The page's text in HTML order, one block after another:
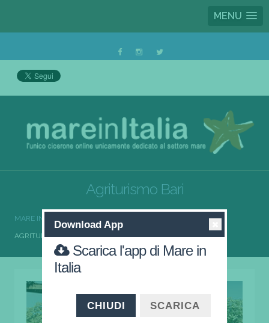
MENU
Agriturismo Bari
MARE IN ITALIA AGRITURISMO PUGLIA
AGRITURISMO BARI
Download App
Scarica l'app di Mare in
Italia
CHIUDI SCARICA